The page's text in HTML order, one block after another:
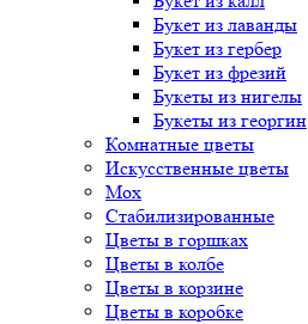
Букет из лаванды
Букет из гербер
Букет из фрезий
Букеты из нигелы
Букеты из георгин
Комнатные цветы
Искусственные цветы
Мох
Стабилизированные
Цветы в горшках
Цветы в колбе
Цветы в корзине
Цветы в коробке